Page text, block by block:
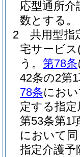
応型通所
数とする。
2
共用型指
宅サービス
う。 第78条
42条の2第
78条にお
定する指
第53条第1
において
指定介護予